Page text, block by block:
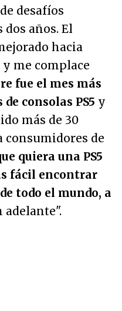
desafíos
años. El
hacia
me complace
fue el mes más
consolas PS5 y
más de 30
consumidores de
quiera una PS5
fácil encontrar
todo el mundo, a
adelante".